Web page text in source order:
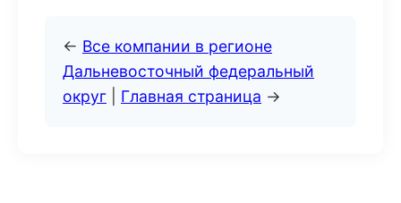
← Все компании в регионе
Дальневосточный федеральный
округ
Главная страница →